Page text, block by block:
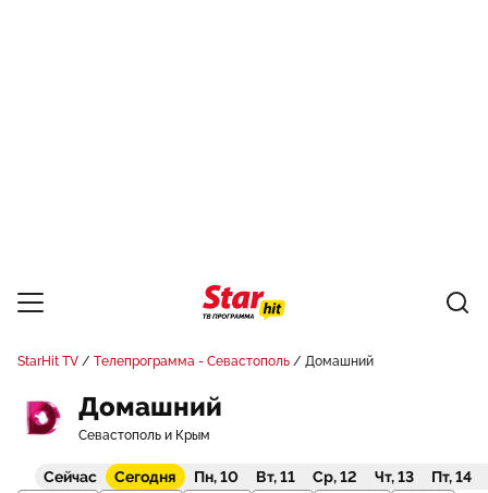
StarHit TV Телепрограмма - Севастополь Домашний
Домашний
Севастополь и Крым
Сейчас Сегодня Пн, 10 Вт, 11 Ср, 12 Чт, 13 Пт, 14